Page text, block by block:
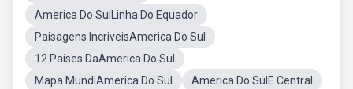
America Do SulLinha Do Equador
Paisagens IncriveisAmerica Do Sul
12 Paises DaAmerica Do Sul
Mapa MundiAmerica Do Sul
America Do SulE Central